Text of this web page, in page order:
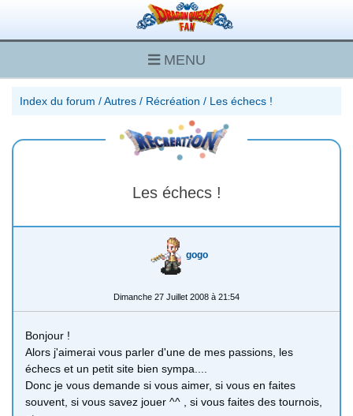
MENU
Index du forum /Autres / Récréation / Les échecs !
Les échecs !
gogo
Dimanche 27 Juillet 2008 à 21:54
Bonjour !
Alors j'aimerai vous parler d'une de mes passions, les
échecs et un petit site bien sympa....
Donc je vous demande si vous aimer, si vous en faites
souvent, si vous savez jouer ^^ , si vous faites des tournois,